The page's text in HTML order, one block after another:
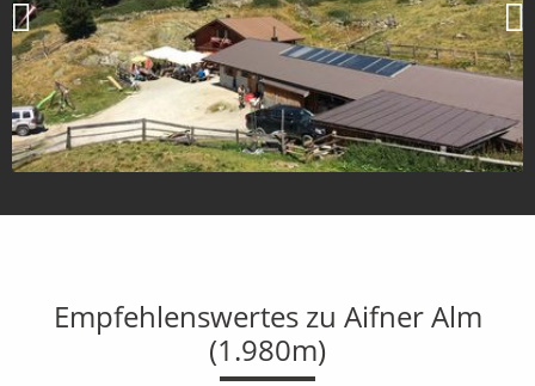
Empfehlenswertes zu Aifner Alm
(1.980m)